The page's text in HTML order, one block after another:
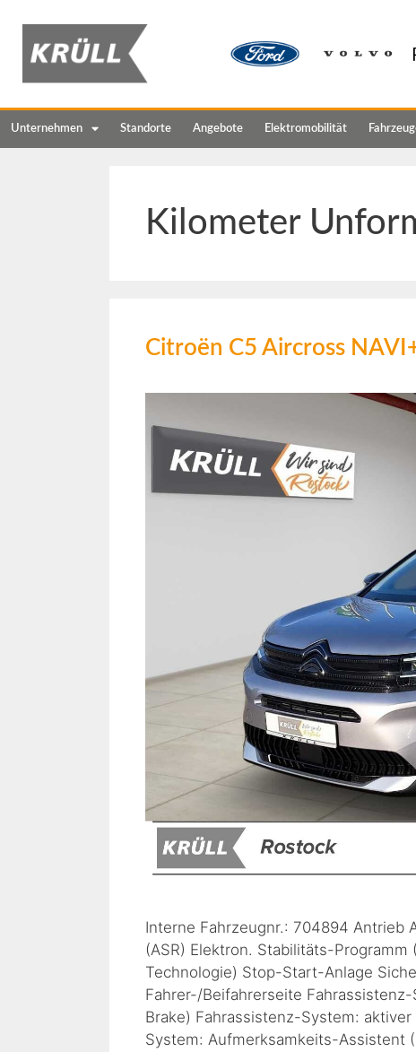
Unternehmen Standorte Angebote Elektromobilität
Kilometer
Citroën C5 Aircross
Interne Fahrzeugnr.: 704894 Antrieb
(ASR) Elektron. Stabilitäts-
Technologie) Stop-Start-Anlage
Fahrer-/Beifahrerseite
Brake) Fahrassistenz-System:
System: Aufmerksamkeits-Assistent